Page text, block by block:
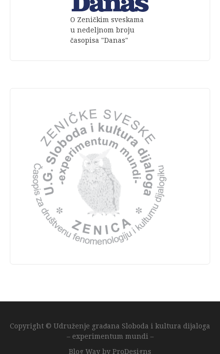
O Zeničkim sveskama
u nedeljnom broju
časopisa "Danas"
Copyright © Udruženje građana Sloboda i kultura dijaloga
– experimentum mundi –
Blog Way by ProDesigns